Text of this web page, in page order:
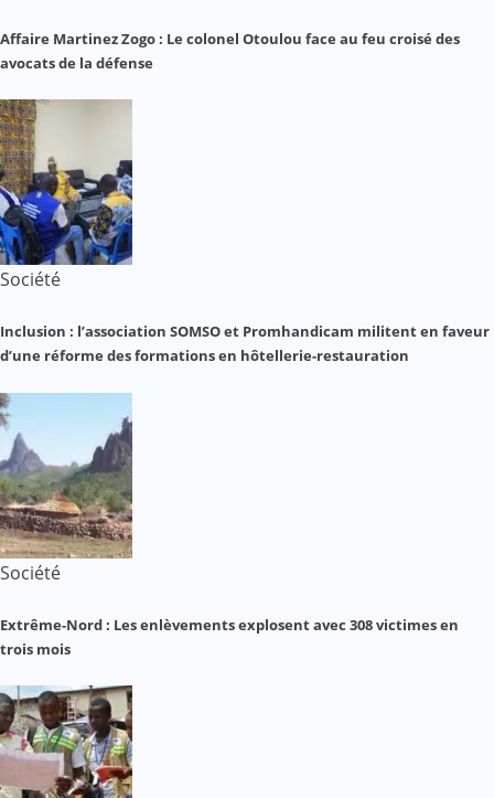
Affaire Martinez Zogo : Le colonel Otoulou face au feu croisé des
avocats de la défense
Société
Inclusion : l’association SOMSO et Promhandicam militent en faveur
d’une réforme des formations en hôtellerie-restauration
Société
Extrême-Nord : Les enlèvements explosent avec 308 victimes en
trois mois